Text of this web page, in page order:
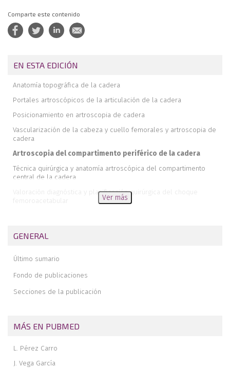
Comparte este contenido
EN ESTA EDICIÓN
Anatomía topográfica de la cadera
Portales artroscópicos de la articulación de la cadera
Posicionamiento en artroscopia de cadera
Vascularización de la cabeza y cuello femorales y artroscopia de
cadera
Artroscopia del compartimento periférico de la cadera
Técnica quirúrgica y anatomía artroscópica del compartimento
central de la cadera
Valoración diagnóstica y planificación quirúrgica del choque
femoroacetabular
Presentación
Ver más
GENERAL
Último sumario
Fondo de publicaciones
Secciones de la publicación
MÁS EN PUBMED
L. Pérez Carro
J. Vega García